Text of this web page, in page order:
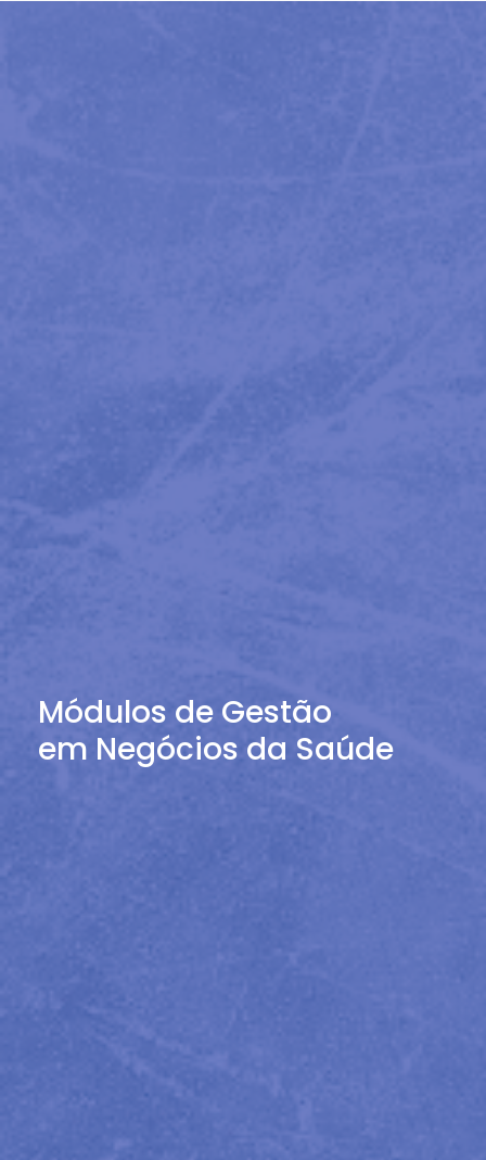
Módulos de Gestão
em Negócios da Saúde